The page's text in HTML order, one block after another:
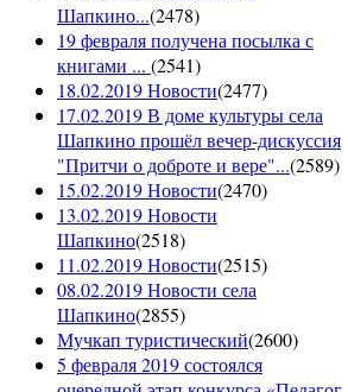
Шапкино...(2478)
19 февраля получена посылка с
книгами ... (2541)
18.02.2019 Новости(2477)
17.02.2019 В доме культуры села
Шапкино прошёл вечер-дискуссия
"Притчи о доброте и вере"...(2589)
15.02.2019 Новости(2470)
13.02.2019 Новости
Шапкино(2518)
11.02.2019 Новости(2515)
08.02.2019 Новости села
Шапкино(2855)
Мучкап туристический(2600)
5 февраля 2019 состоялся